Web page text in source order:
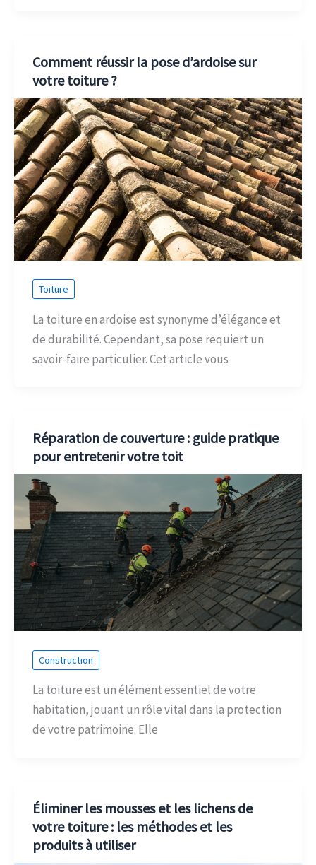
Comment réussir la pose d’ardoise sur
votre toiture ?
Toiture
La toiture en ardoise est synonyme d’élégance et
de durabilité. Cependant, sa pose requiert un
savoir-faire particulier. Cet article vous
Réparation de couverture : guide pratique
pour entretenir votre toit
Construction
La toiture est un élément essentiel de votre
habitation, jouant un rôle vital dans la protection
de votre patrimoine. Elle
Éliminer les mousses et les lichens de
votre toiture : les méthodes et les
produits à utiliser